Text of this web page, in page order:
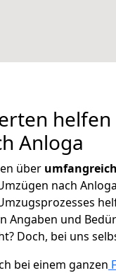
Anloga
über
nach
Angaben und
Doch, bei uns
bei einem ganzen